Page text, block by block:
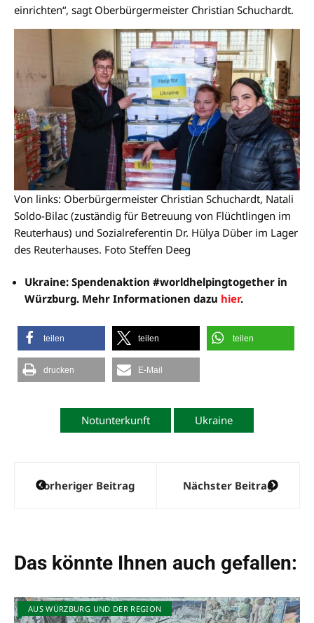
einrichten“, sagt Oberbürgermeister Christian Schuchardt.
Von links: Oberbürgermeister Christian Schuchardt, Natali
Soldo-Bilac (zuständig für Betreuung von Flüchtlingen im
Reuterhaus) und Sozialreferentin Dr. Hülya Düber im Lager
des Reuterhauses. Foto Steffen Deeg
Ukraine: Spendenaktion #worldhelpingtogether in
Würzburg. Mehr Informationen dazu hier.
teilen teilen teilen
drucken E-Mail
Notunterkunft Ukraine
Beitragsnavigation
Vorheriger Beitrag Nächster Beitrag
Das könnte Ihnen auch gefallen:
AUS WÜRZBURG UND DER REGION